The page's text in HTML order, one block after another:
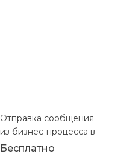
Отправка сообщения
из бизнес-процесса в
живую ленту
Бесплатно